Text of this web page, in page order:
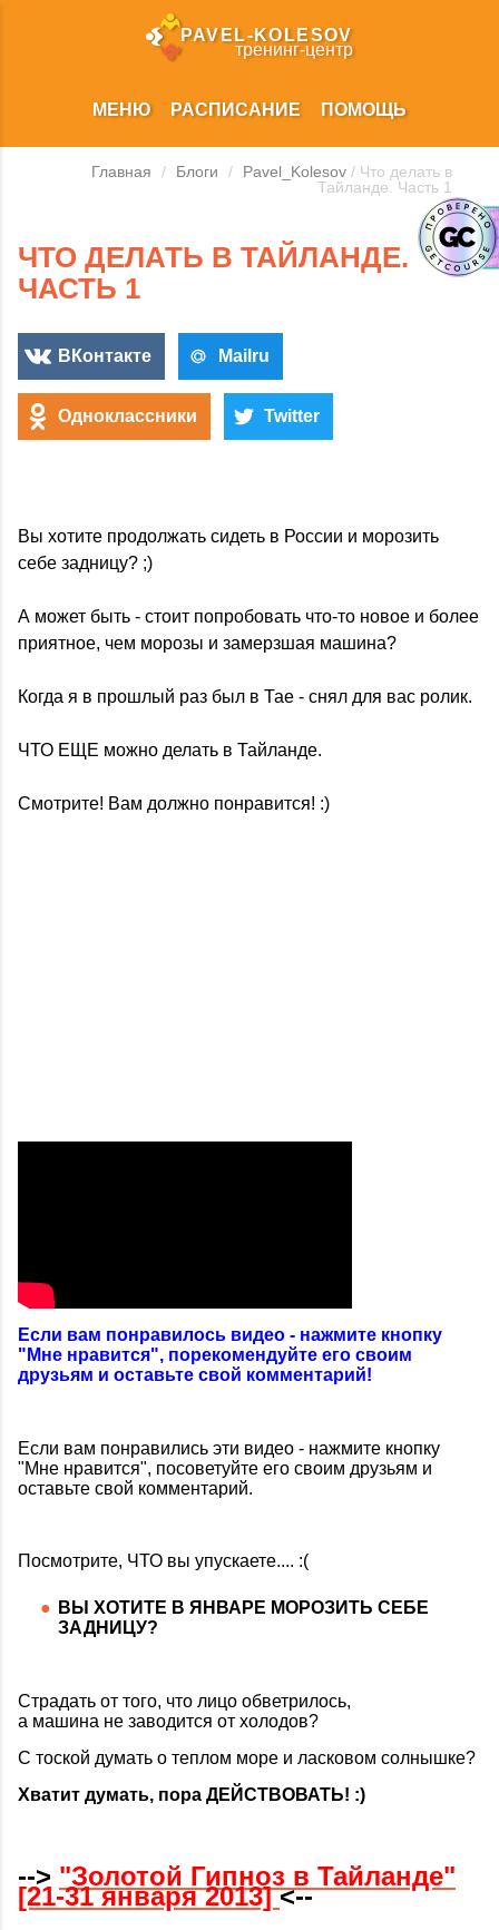
PAVEL‑KOLESOV
тренинг‑центр
МЕНЮ РАСПИСАНИЕ ПОМОЩЬ
Главная / Блоги / Pavel_Kolesov / Что делать в
Тайланде. Часть 1
ЧТО ДЕЛАТЬ В ТАЙЛАНДЕ.
ЧАСТЬ 1
ВКонтакте Mailru
Одноклассники Twitter
Вы хотите продолжать сидеть в России и морозить
себе задницу? ;)
А может быть - стоит попробовать что-то новое и более
приятное, чем морозы и замерзшая машина?
Когда я в прошлый раз был в Тае - снял для вас ролик.
ЧТО ЕЩЕ можно делать в Тайланде.
Смотрите! Вам должно понравится! :)
Если вам понравилось видео - нажмите кнопку
"Мне нравится", порекомендуйте его своим
друзьям и оставьте свой комментарий!
Если вам понравились эти видео - нажмите кнопку
"Мне нравится", посоветуйте его своим друзьям и
оставьте свой комментарий.
Посмотрите, ЧТО вы упускаете.... :(
ВЫ ХОТИТЕ В ЯНВАРЕ МОРОЗИТЬ СЕБЕ
ЗАДНИЦУ?
Страдать от того, что лицо обветрилось,
а машина не заводится от холодов?
С тоской думать о теплом море и ласковом солнышке?
Хватит думать, пора ДЕЙСТВОВАТЬ! :)
--> "Золотой Гипноз в Тайланде"
[21-31 января 2013]<--